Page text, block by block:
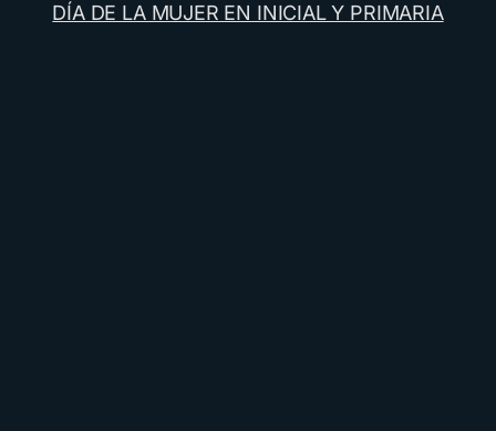
DÍA DE LA MUJER EN INICIAL Y PRIMARIA